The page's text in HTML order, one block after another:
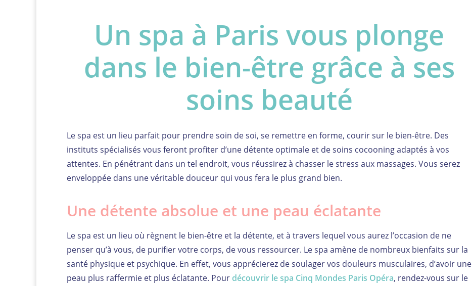
Un spa à Paris vous plonge
dans le bien-être grâce à ses
soins beauté
Le spa est un lieu parfait pour prendre soin de soi, se remettre en forme, courir sur le bien-être. Des
instituts spécialisés vous feront profiter d’une détente optimale et de soins cocooning adaptés à vos
attentes. En pénétrant dans un tel endroit, vous réussirez à chasser le stress aux massages. Vous serez
enveloppée dans une véritable douceur qui vous fera le plus grand bien.
Une détente absolue et une peau éclatante
Le spa est un lieu où règnent le bien-être et la détente, et à travers lequel vous aurez l’occasion de ne
penser qu’à vous, de purifier votre corps, de vous ressourcer. Le spa amène de nombreux bienfaits sur la
santé physique et psychique. En effet, vous apprécierez de soulager vos douleurs musculaires, d’avoir une
peau plus raffermie et plus éclatante. Pourdécouvrir le spa Cinq Mondes Paris Opéra, rendez-vous sur le